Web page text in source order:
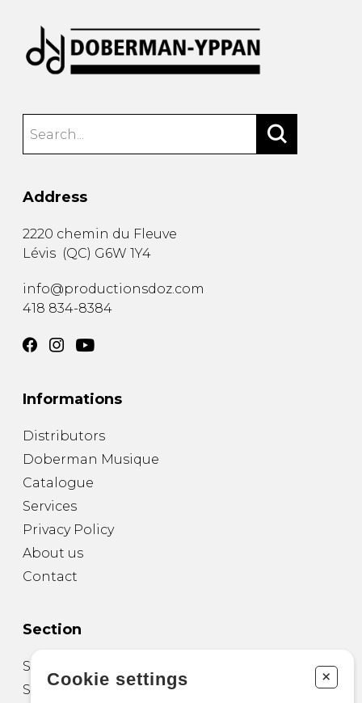
Address
2220 chemin du Fleuve
Lévis (QC) G6W 1Y4
info@productionsdoz.com
418 834-8384
Informations
Distributors
Doberman Musique
Catalogue
Services
Privacy Policy
About us
Contact
Section
Sheet Music for Guitar
Sheet Music for other Instruments
Cookie settings +